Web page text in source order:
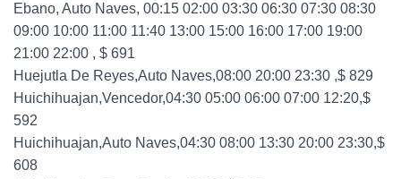
Ebano, Auto Naves, 00:15 02:00 03:30 06:30 07:30 08:30
09:00 10:00 11:00 11:40 13:00 15:00 16:00 17:00 19:00
21:00 22:00 , $ 691
Huejutla De Reyes,Auto Naves,08:00 20:00 23:30 ,$ 829
Huichihuajan,Vencedor,04:30 05:00 06:00 07:00 12:20,$
592
Huichihuajan,Auto Naves,04:30 08:00 13:30 20:00 23:30,$
608